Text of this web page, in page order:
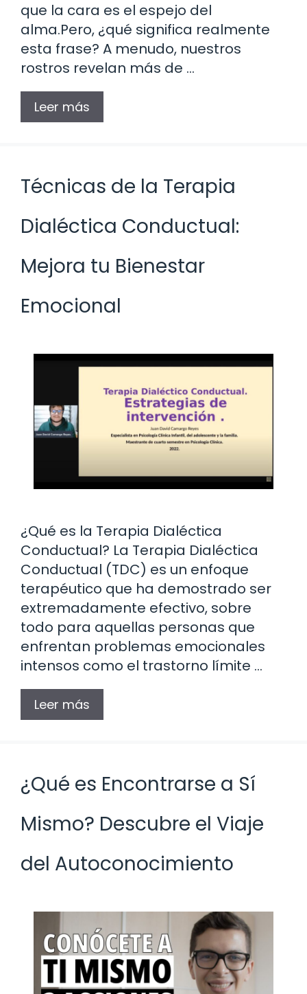
que la cara es el espejo del
alma.Pero, ¿qué significa realmente
esta frase? A menudo, nuestros
rostros revelan más de …
Leer más
Técnicas de la Terapia
Dialéctica Conductual:
Mejora tu Bienestar
Emocional
¿Qué es la Terapia Dialéctica
Conductual? La Terapia Dialéctica
Conductual (TDC) es un enfoque
terapéutico que ha demostrado ser
extremadamente efectivo, sobre
todo para aquellas personas que
enfrentan problemas emocionales
intensos como el trastorno límite …
Leer más
¿Qué es Encontrarse a Sí
Mismo? Descubre el Viaje
del Autoconocimiento